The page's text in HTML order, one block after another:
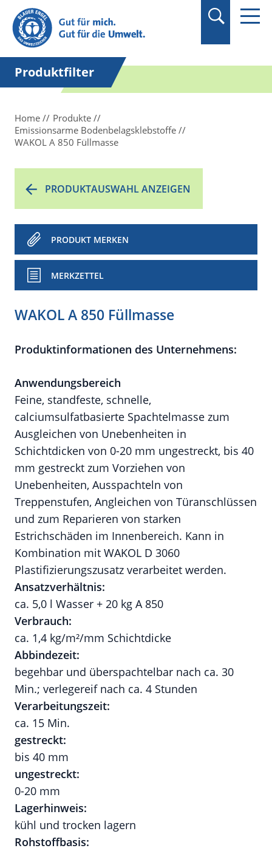
Suchbegriff in
Anführungszeichen
setzen.
Produktfilter
Home
Produkte
Emissionsarme Bodenbelagsklebstoffe
WAKOL A 850 Füllmasse
PRODUKTAUSWAHL ANZEIGEN
PRODUKT MERKEN
MERKZETTEL
WAKOL A 850 Füllmasse
Produktinformationen des Unternehmens:
Anwendungsbereich
Feine, standfeste, schnelle,
calciumsulfatbasierte Spachtelmasse zum
Ausgleichen von Unebenheiten in
Schichtdicken von 0-20 mm ungestreckt, bis 40
mm gestreckt zum Vorziehen von
Unebenheiten, Ausspachteln von
Treppenstufen, Angleichen von Türanschlüssen
und zum Reparieren von starken
Estrichschäden im Innenbereich. Kann in
Kombination mit WAKOL D 3060
Plastifizierungszusatz verarbeitet werden.
Ansatzverhältnis:
ca. 5,0 l Wasser + 20 kg A 850
Verbrauch:
ca. 1,4 kg/m²/mm Schichtdicke
Abbindezeit:
begehbar und überspachtelbar nach ca. 30
Min.; verlegereif nach ca. 4 Stunden
Verarbeitungszeit:
ca. 15 Min.
gestreckt:
bis 40 mm
ungestreckt:
0-20 mm
Lagerhinweis:
kühl und trocken lagern
Rohstoffbasis: